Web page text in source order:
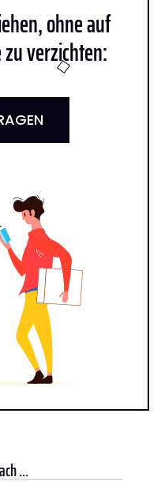
ohne auf
verzichten:
...